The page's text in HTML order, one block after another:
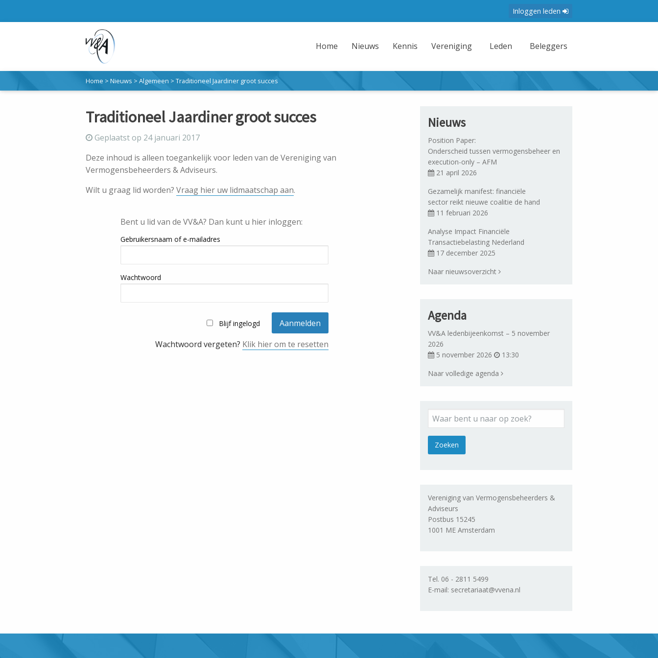
Inloggen leden
Home Nieuws Kennis Vereniging Leden Beleggers
Home > Nieuws > Algemeen > Traditioneel Jaardiner groot succes
Traditioneel Jaardiner groot succes
Geplaatst op 24 januari 2017
Deze inhoud is alleen toegankelijk voor leden van de Vereniging van
Vermogensbeheerders & Adviseurs.
Wilt u graag lid worden? Vraag hier uw lidmaatschap aan.
Bent u lid van de VV&A? Dan kunt u hier inloggen:
Gebruikersnaam of e-mailadres
Wachtwoord
Blijf ingelogd
Wachtwoord vergeten? Klik hier om te resetten
Nieuws
Position Paper:
Onderscheid tussen vermogensbeheer en
execution-only – AFM
21 april 2026
Gezamelijk manifest: financiële
sector reikt nieuwe coalitie de hand
11 februari 2026
Analyse Impact Financiële
Transactiebelasting Nederland
17 december 2025
Naar nieuwsoverzicht
Agenda
VV&A ledenbijeenkomst – 5 november
2026
5 november 2026
13:30
Naar volledige agenda
Vereniging van Vermogensbeheerders &
Adviseurs
Postbus 15245
1001 ME Amsterdam
Tel. 06 - 2811 5499
E-mail: secretariaat@vvena.nl